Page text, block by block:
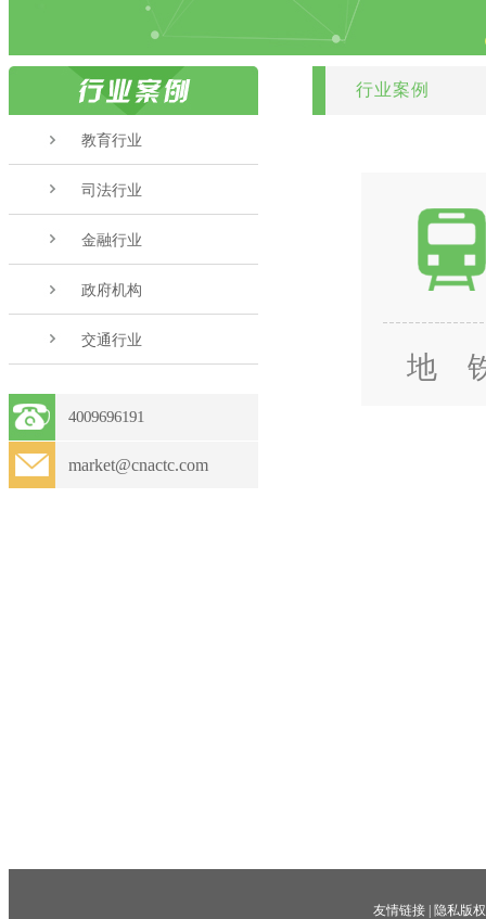
教育行业
司法行业
金融行业
政府机构
交通行业
4009696191
market@cnactc.com
行业案例
地
友情链接|
隐私版